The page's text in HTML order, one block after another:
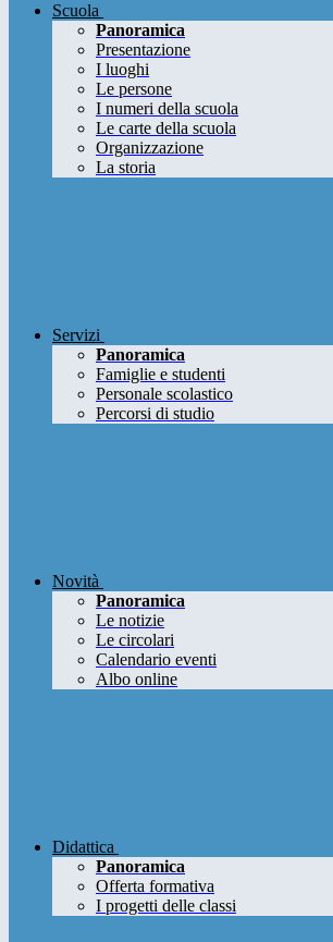
Scuola
Panoramica
Presentazione
I luoghi
Le persone
I numeri della scuola
Le carte della scuola
Organizzazione
La storia
Servizi
Panoramica
Famiglie e studenti
Personale scolastico
Percorsi di studio
Novità
Panoramica
Le notizie
Le circolari
Calendario eventi
Albo online
Didattica
Panoramica
Offerta formativa
I progetti delle classi